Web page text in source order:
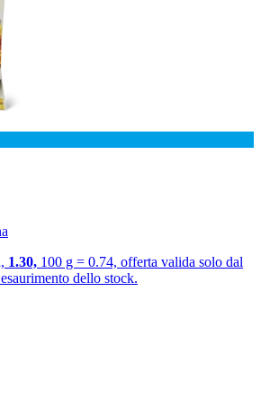
1.30, 100 g = 0.74, offerta valida solo dal
dello stock.